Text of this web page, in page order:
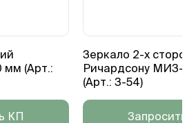
мм (Арт.:
КП
Зеркало 2-х
Ричардсону МИЗ-
(Арт.: З-54)
Запросить